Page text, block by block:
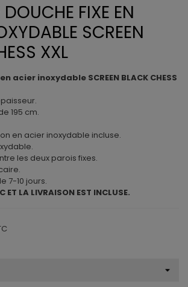
FIXE EN
SCREEN
XXL
acier inoxydable SCREEN BLACK CHESS
195 cm.
en acier inoxydable incluse.
les deux parois fixes.
7-10 jours.
ET LA LIVRAISON EST INCLUSE.